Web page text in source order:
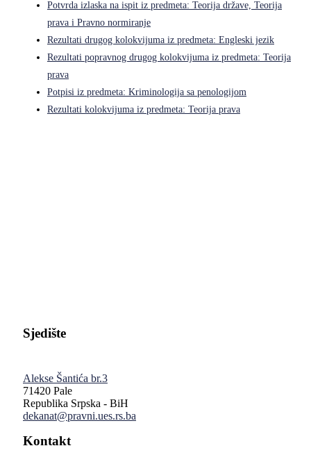
Potvrda izlaska na ispit iz predmeta: Teorija države, Teorija
prava i Pravno normiranje
Rezultati drugog kolokvijuma iz predmeta: Engleski jezik
Rezultati popravnog drugog kolokvijuma iz predmeta: Teorija
prava
Potpisi iz predmeta: Kriminologija sa penologijom
Rezultati kolokvijuma iz predmeta: Teorija prava
Sjedište
Alekse Šantića br.3
71420 Pale
Republika Srpska - BiH
dekanat@pravni.ues.rs.ba
Kontakt